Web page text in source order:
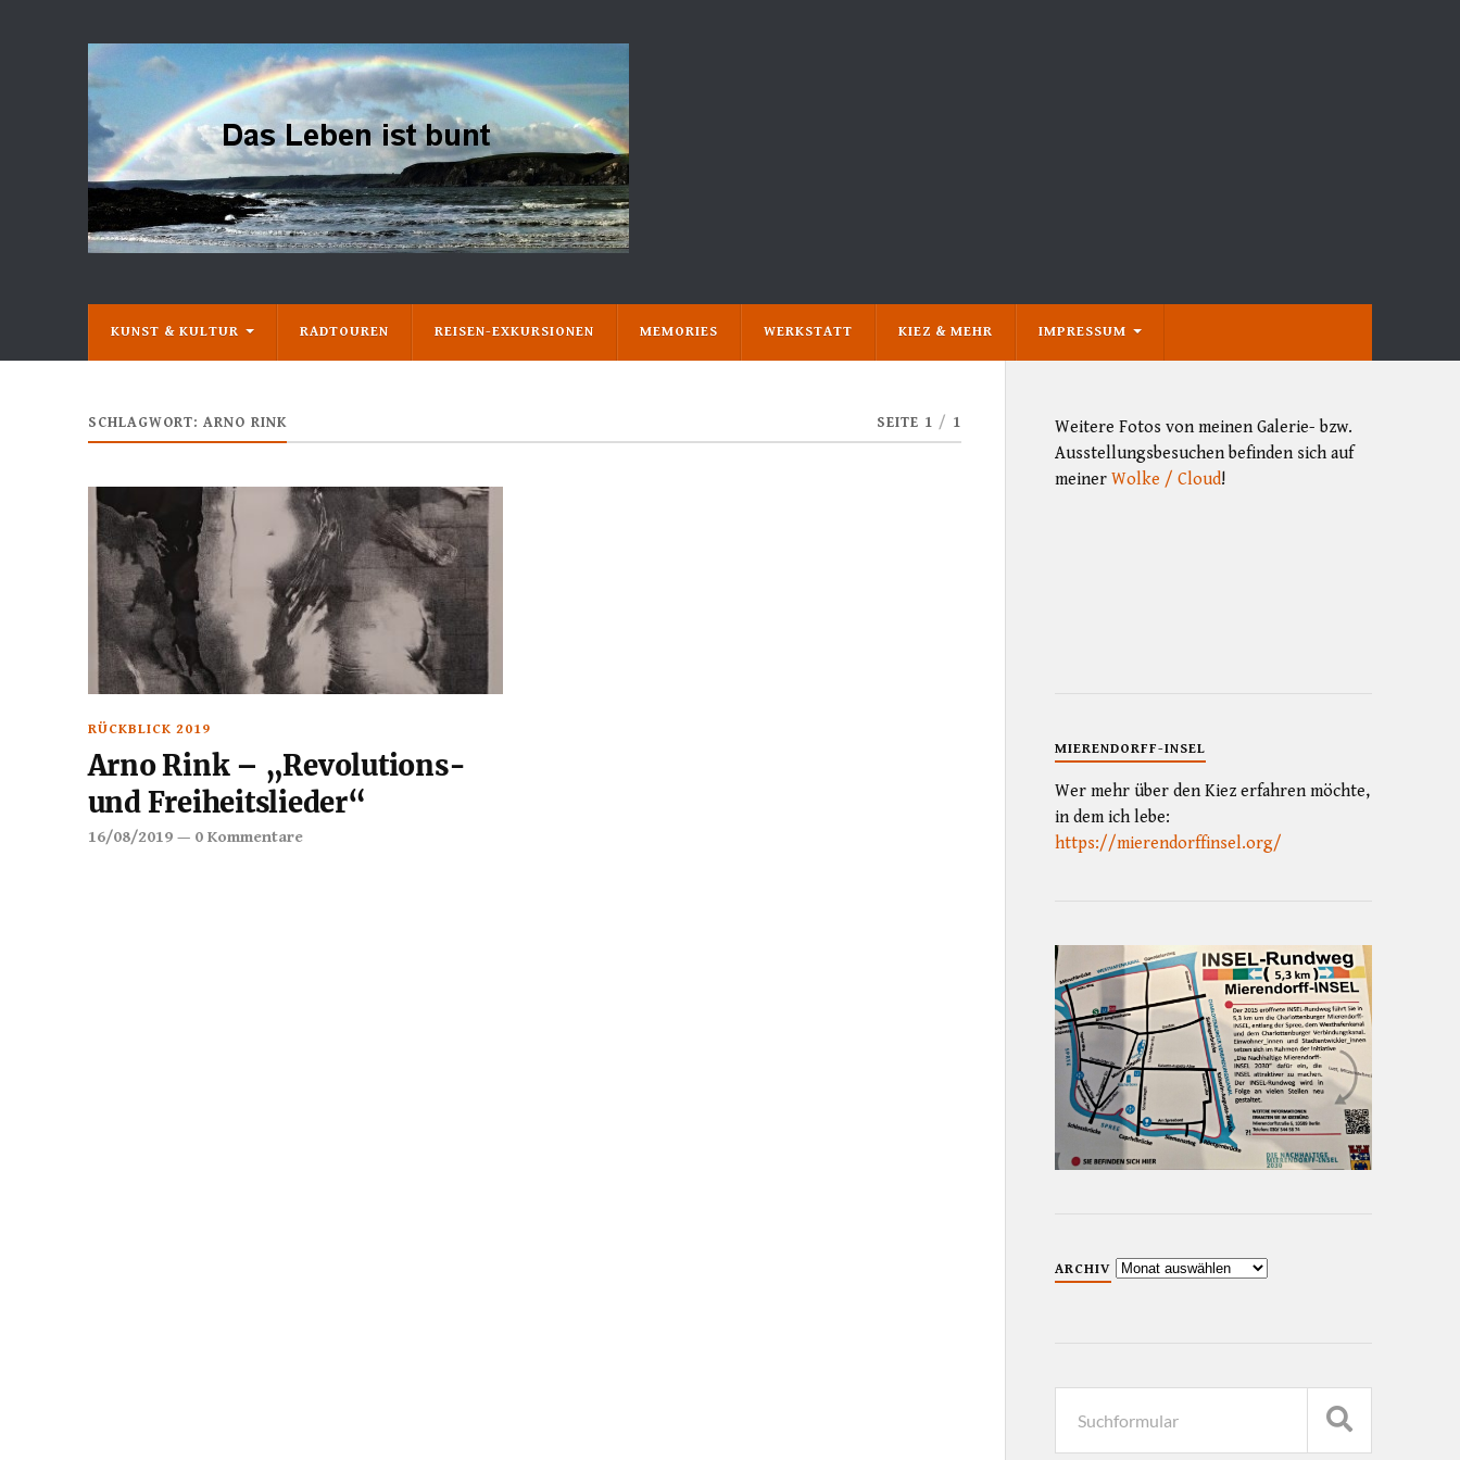
KUNST & KULTUR RADTOUREN REISEN-EXKURSIONEN MEMORIES WERKSTATT KIEZ & MEHR IMPRESSUM
SCHLAGWORT: ARNO RINK SEITE 1 / 1
RÜCKBLICK 2019
Arno Rink – „Revolutions-
und Freiheitslieder“
16/08/2019— 0 Kommentare
Weitere Fotos von meinen Galerie- bzw.
Ausstellungsbesuchen befinden sich auf
meiner Wolke / Cloud!
MIERENDORFF-INSEL
Wer mehr über den Kiez erfahren möchte,
in dem ich lebe:
https://mierendorffinsel.org/
ARCHIV